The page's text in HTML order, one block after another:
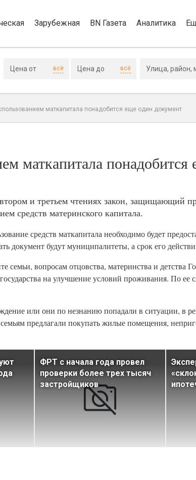
Зарубежная BN Газета Аналитика
всё всё
маткапитала понадобится еще один документ
маткапитала понадобится
и третьем чтениях закон, защищающий
средств материнского капитала.
средств маткапитала необходимо будет
будут муниципалитеты, а срок его
семьи, вопросам отцовства, материнства и детства
на улучшение условий проживания. По ее
или они по незнанию попадали в ситуации, в
предлагали покупать жилые помещения,
ФРТ с начала года провел
проверки более трех тысяч
застройщиков